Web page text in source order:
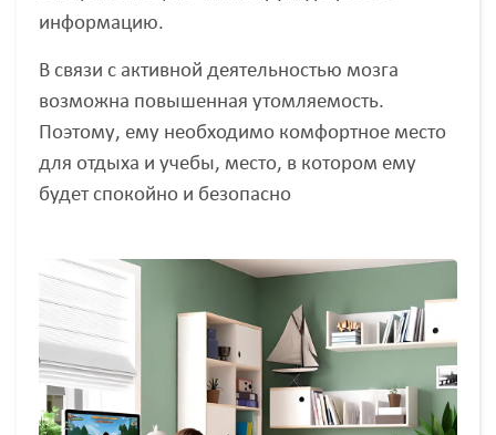
информацию.
В связи с активной деятельностью мозга
возможна повышенная утомляемость.
Поэтому, ему необходимо комфортное место
для отдыха и учебы, место, в котором ему
будет спокойно и безопасно